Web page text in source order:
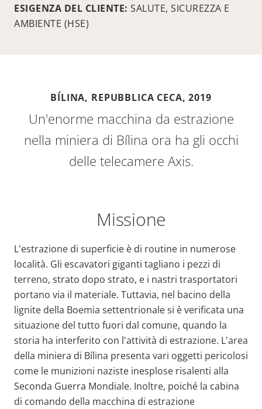
ESIGENZA DEL CLIENTE: SALUTE, SICUREZZA E
AMBIENTE (HSE)
BÍLINA, REPUBBLICA CECA,2019
Un'enorme macchina da estrazione
nella miniera di Bílina ora ha gli occhi
delle telecamere Axis.
Missione
L'estrazione di superficie è di routine in numerose
località. Gli escavatori giganti tagliano i pezzi di
terreno, strato dopo strato, e i nastri trasportatori
portano via il materiale. Tuttavia, nel bacino della
lignite della Boemia settentrionale si è verificata una
situazione del tutto fuori dal comune, quando la
storia ha interferito con l'attività di estrazione. L'area
della miniera di Bílina presenta vari oggetti pericolosi
come le munizioni naziste inesplose risalenti alla
Seconda Guerra Mondiale. Inoltre, poiché la cabina
di comando della macchina di estrazione